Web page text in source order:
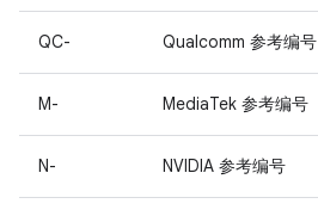
QC- Qualcomm 参考编号
M- MediaTek 参考编号
N- NVIDIA 参考编号